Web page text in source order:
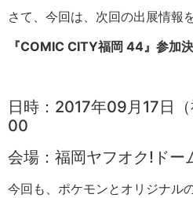
さて、今回は、次回の出展情報
『COMIC CITY福岡 44』参加
日時：2017年09月17日（
00
会場：福岡ヤフオク!ドー
今回も、ポケモンとオリジナル